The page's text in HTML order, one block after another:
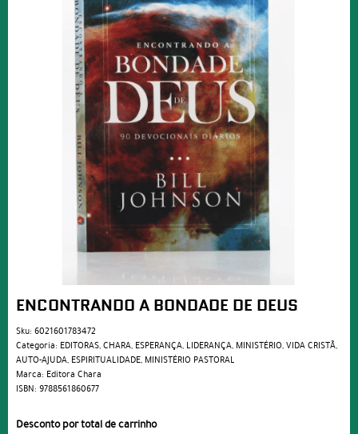
ENCONTRANDO A BONDADE DE DEUS
Sku: 6021601783472
Categoria: EDITORAS,CHARA, ESPERANÇA, LIDERANÇA, MINISTÉRIO,VIDA CRISTÃ,
AUTO-AJUDA, ESPIRITUALIDADE, MINISTÉRIO PASTORAL
Marca: Editora Chara
ISBN: 9788561860677
Desconto por total de carrinho